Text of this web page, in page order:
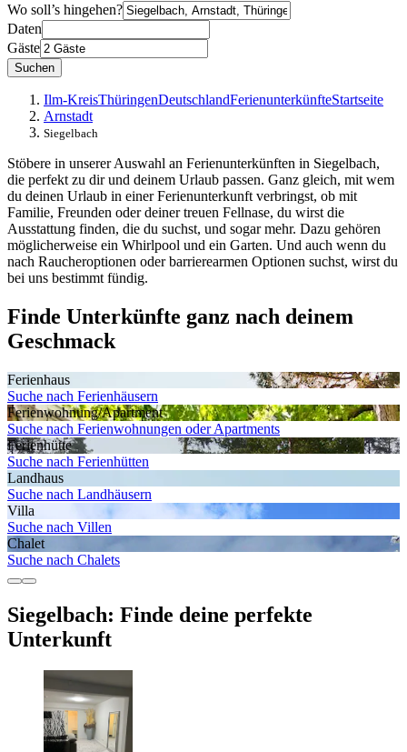
Wo soll’s hingehen?
Daten
Gäste
Suchen
Ilm-KreisThüringenDeutschlandFerienunterkünfteStartseite
Arnstadt
Siegelbach
Stöbere in unserer Auswahl an Ferienunterkünften in Siegelbach,
die perfekt zu dir und deinem Urlaub passen. Ganz gleich, mit wem
du deinen Urlaub in einer Ferienunterkunft verbringst, ob mit
Familie, Freunden oder deiner treuen Fellnase, du wirst die
Ausstattung finden, die du suchst, und sogar mehr. Dazu gehören
möglicherweise ein Whirlpool und ein Garten. Und auch wenn du
nach Raucheroptionen oder barrierearmen Optionen suchst, wirst du
bei uns bestimmt fündig.
Finde Unterkünfte ganz nach deinem
Geschmack
Ferienhaus
Suche nach Ferienhäusern
Ferienwohnung/Apartment
Suche nach Ferienwohnungen oder Apartments
Ferienhütte
Suche nach Ferienhütten
Landhaus
Suche nach Landhäusern
Villa
Suche nach Villen
Chalet
Suche nach Chalets
Siegelbach: Finde deine perfekte
Unterkunft